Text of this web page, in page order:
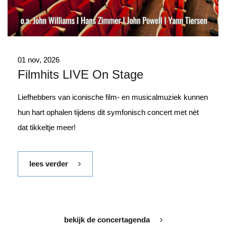
01 nov, 2026
Filmhits LIVE On Stage
Liefhebbers van iconische film- en musicalmuziek kunnen
hun hart ophalen tijdens dit symfonisch concert met nèt
dat tikkeltje meer!
lees verder
bekijk de concertagenda